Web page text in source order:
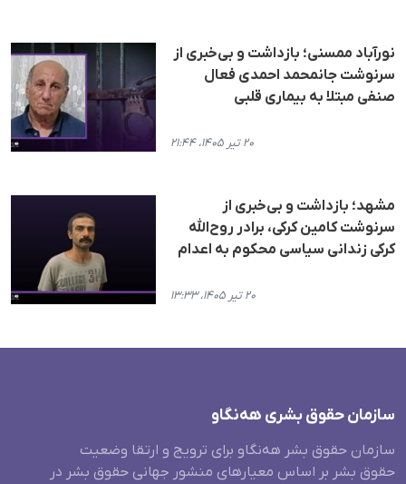
نورآباد ممسنی؛ بازداشت و بی‌خبری از
سرنوشت جانمحمد احمدی فعال
صنفی مبتلا به بیماری قلبی
۲۰ تیر ۱۴۰۵، ۲۱:۴۴
مشهد؛ بازداشت و بی‌خبری از
سرنوشت کامین کرکی، برادر روح‌الله
کرکی زندانی سیاسی محکوم به اعدام
۲۰ تیر ۱۴۰۵، ۱۳:۳۳
سازمان حقوق بشری هەنگاو
سازمان حقوق بشر هه‌نگاو برای ترویج و ارتقا وضعیت
حقوق بشر بر اساس معیارهای منشور جهانی حقوق بشر در